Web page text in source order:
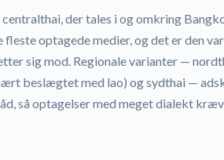
der tales i og omkring
fleste optagede medier, og det er den
sig mod. Regionale varianter —
beslægtet med lao) og sydthai —
så optagelser med meget dialekt